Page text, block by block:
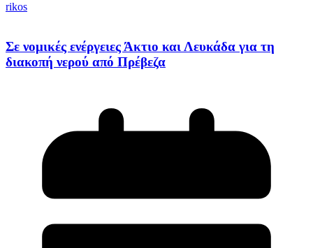
rikos
Σε νομικές ενέργειες Άκτιο και Λευκάδα για τη
διακοπή νερού από Πρέβεζα